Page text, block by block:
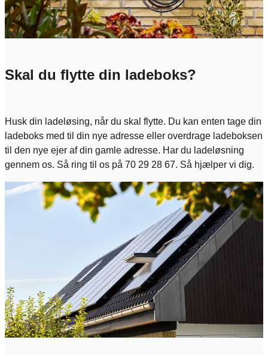
Skal du flytte din ladeboks?
Husk din ladeløsing, når du skal flytte. Du kan enten tage din
ladeboks med til din nye adresse eller overdrage ladeboksen
til den nye ejer af din gamle adresse. Har du ladeløsning
gennem os. Så ring til os på 70 29 28 67. Så hjælper vi dig.